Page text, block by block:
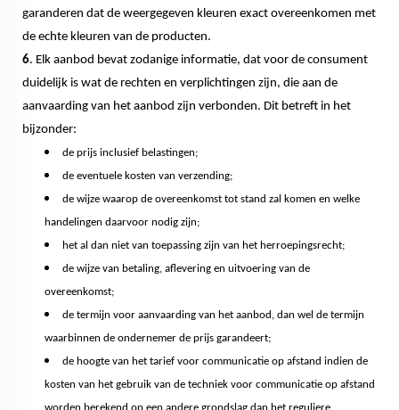
garanderen dat de weergegeven kleuren exact overeenkomen met
de echte kleuren van de producten.
6. Elk aanbod bevat zodanige informatie, dat voor de consument
duidelijk is wat de rechten en verplichtingen zijn, die aan de
aanvaarding van het aanbod zijn verbonden. Dit betreft in het
bijzonder:
de prijs inclusief belastingen;
de eventuele kosten van verzending;
de wijze waarop de overeenkomst tot stand zal komen en welke
handelingen daarvoor nodig zijn;
het al dan niet van toepassing zijn van het herroepingsrecht;
de wijze van betaling, aflevering en uitvoering van de
overeenkomst;
de termijn voor aanvaarding van het aanbod, dan wel de termijn
waarbinnen de ondernemer de prijs garandeert;
de hoogte van het tarief voor communicatie op afstand indien de
kosten van het gebruik van de techniek voor communicatie op afstand